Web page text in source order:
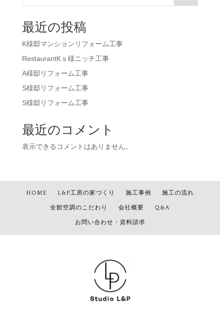
最近の投稿
K様邸マンションリフォーム工事
RestaurantKｓ様ニッチ工事
A様邸リフォーム工事
S様邸リフォーム工事
S様邸リフォーム工事
最近のコメント
表示できるコメントはありません。
HOME L&P工房の家づくり 施工事例 施工の流れ
全館空調のこだわり 会社概要 Q&A
お問い合わせ・資料請求